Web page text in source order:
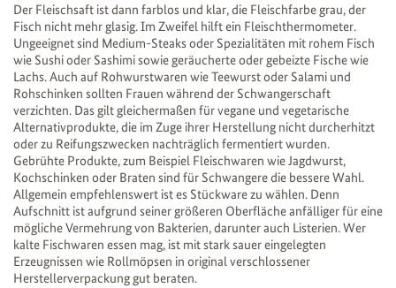
Der Fleischsaft ist dann farblos und klar, die Fleischfarbe grau, der
Fisch nicht mehr glasig. Im Zweifel hilft ein Fleischthermometer.
Ungeeignet sind Medium-Steaks oder Spezialitäten mit rohem Fisch
wie Sushi oder Sashimi sowie geräucherte oder gebeizte Fische wie
Lachs. Auch auf Rohwurstwaren wie Teewurst oder Salami und
Rohschinken sollten Frauen während der Schwangerschaft
verzichten. Das gilt gleichermaßen für vegane und vegetarische
Alternativprodukte, die im Zuge ihrer Herstellung nicht durcherhitzt
oder zu Reifungszwecken nachträglich fermentiert wurden.
Gebrühte Produkte, zum Beispiel Fleischwaren wie Jagdwurst,
Kochschinken oder Braten sind für Schwangere die bessere Wahl.
Allgemein empfehlenswert ist es Stückware zu wählen. Denn
Aufschnitt ist aufgrund seiner größeren Oberfläche anfälliger für eine
mögliche Vermehrung von Bakterien, darunter auch Listerien. Wer
kalte Fischwaren essen mag, ist mit stark sauer eingelegten
Erzeugnissen wie Rollmöpsen in original verschlossener
Herstellerverpackung gut beraten.